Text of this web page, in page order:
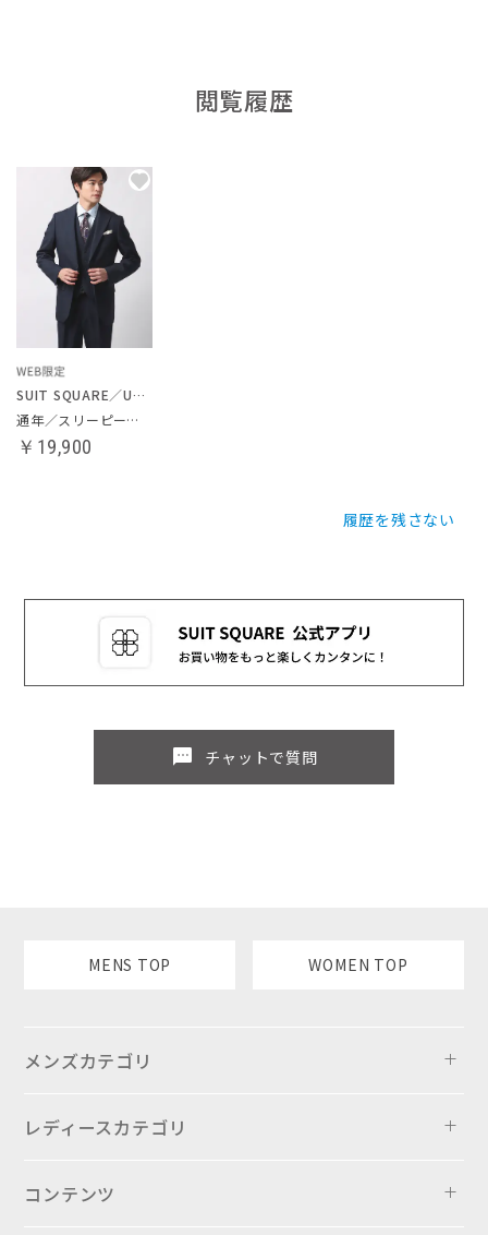
閲覧履歴
SUIT SQUARE／UNIVERSAL LANGUAGE
通年／スリーピーススーツ
￥19,900
履歴を残さない
sms チャットで質問
MENS TOP WOMEN TOP
メンズカテゴリ
レディースカテゴリ
コンテンツ